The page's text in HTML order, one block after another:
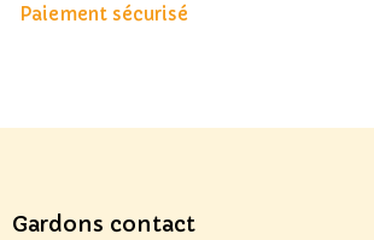
Paiement sécurisé
Gardons contact